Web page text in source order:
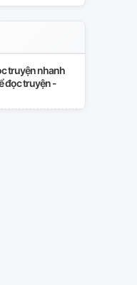
truyện nhanh
đọc truyện -